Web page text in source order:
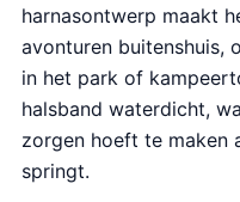
harnasontwerp maakt
avonturen buitenshuis,
in het park of
halsband waterdicht,
zorgen hoeft te maken
springt.